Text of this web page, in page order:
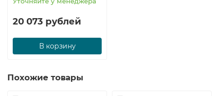
20 073 рублей
В корзину
Похожие товары